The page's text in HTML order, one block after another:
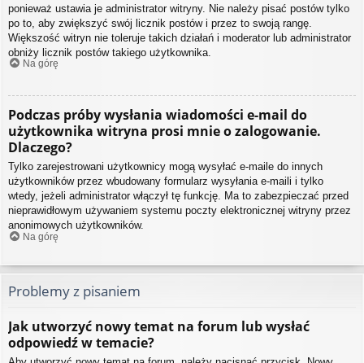
ponieważ ustawia je administrator witryny. Nie należy pisać postów tylko
po to, aby zwiększyć swój licznik postów i przez to swoją rangę.
Większość witryn nie toleruje takich działań i moderator lub administrator
obniży licznik postów takiego użytkownika.
Na górę
Podczas próby wysłania wiadomości e-mail do
użytkownika witryna prosi mnie o zalogowanie.
Dlaczego?
Tylko zarejestrowani użytkownicy mogą wysyłać e-maile do innych
użytkowników przez wbudowany formularz wysyłania e-maili i tylko
wtedy, jeżeli administrator włączył tę funkcję. Ma to zabezpieczać przed
nieprawidłowym używaniem systemu poczty elektronicznej witryny przez
anonimowych użytkowników.
Na górę
Problemy z pisaniem
Jak utworzyć nowy temat na forum lub wysłać
odpowiedź w temacie?